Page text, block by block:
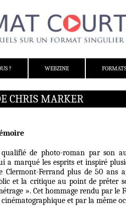
?
WEBZINE
CHRIS MARKER
qualifié de photo-roman par son
a marqué les esprits et inspiré
Clermont-Ferrand plus de 50
et la critique au point de prêter
». Cet hommage rendu par le
et par la même